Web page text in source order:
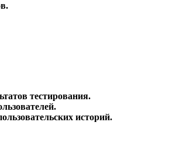
тестирования.
историй.